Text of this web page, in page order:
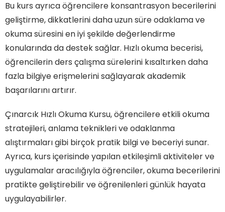
Bu kurs ayrıca öğrencilere konsantrasyon becerilerini
geliştirme, dikkatlerini daha uzun süre odaklama ve
okuma süresini en iyi şekilde değerlendirme
konularında da destek sağlar. Hızlı okuma becerisi,
öğrencilerin ders çalışma sürelerini kısaltırken daha
fazla bilgiye erişmelerini sağlayarak akademik
başarılarını artırır.
Çınarcık Hızlı Okuma Kursu, öğrencilere etkili okuma
stratejileri, anlama teknikleri ve odaklanma
alıştırmaları gibi birçok pratik bilgi ve beceriyi sunar.
Ayrıca, kurs içerisinde yapılan etkileşimli aktiviteler ve
uygulamalar aracılığıyla öğrenciler, okuma becerilerini
pratikte geliştirebilir ve öğrenilenleri günlük hayata
uygulayabilirler.